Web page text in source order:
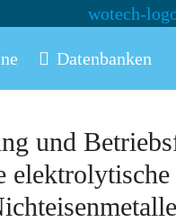
Datenbanken
und